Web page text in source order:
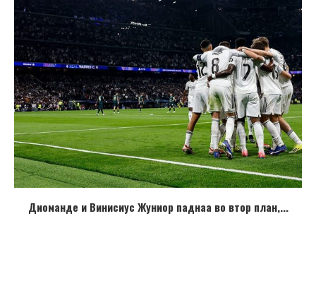
Диоманде и Винисиус Жуниор паднаа во втор план,...